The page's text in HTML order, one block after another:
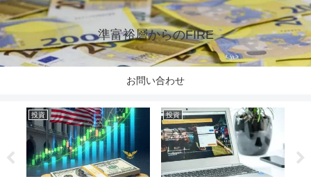
準富裕層からのFIRE
お問い合わせ
投資 投資